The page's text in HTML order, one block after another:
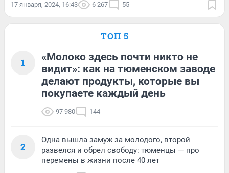
17 января, 2024, 16:43 6 267 55
ТОП 5
1
«Молоко здесь почти никто не
видит»: как на тюменском заводе
делают продукты, которые вы
покупаете каждый день
97 980 144
2
Одна вышла замуж за молодого, второй
развелся и обрел свободу: тюменцы — про
перемены в жизни после 40 лет